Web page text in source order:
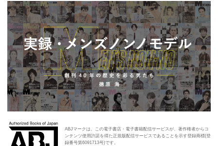
ABJマークは、この電子書店・電子書籍配信サービスが、著作権者からコ
ンテンツ使用許諾を得た正規版配信サービスであることを示す登録商標(登
録番号第6091713号)です。